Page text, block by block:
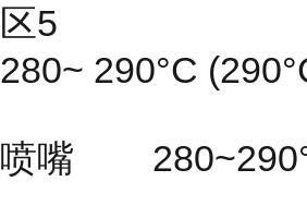
区5
280~ 290°C
喷嘴